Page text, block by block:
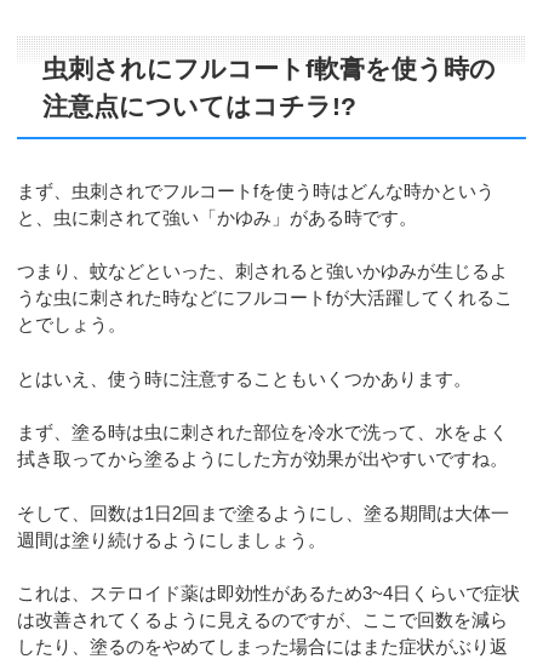
虫刺されにフルコートf軟膏を使う時の
注意点についてはコチラ!?
まず、虫刺されでフルコートfを使う時はどんな時かという
と、虫に刺されて強い「かゆみ」がある時です。
つまり、蚊などといった、刺されると強いかゆみが生じるよ
うな虫に刺された時などにフルコートfが大活躍してくれるこ
とでしょう。
とはいえ、使う時に注意することもいくつかあります。
まず、塗る時は虫に刺された部位を冷水で洗って、水をよく
拭き取ってから塗るようにした方が効果が出やすいですね。
そして、回数は1日2回まで塗るようにし、塗る期間は大体一
週間は塗り続けるようにしましょう。
これは、ステロイド薬は即効性があるため3~4日くらいで症状
は改善されてくるように見えるのですが、ここで回数を減ら
したり、塗るのをやめてしまった場合にはまた症状がぶり返